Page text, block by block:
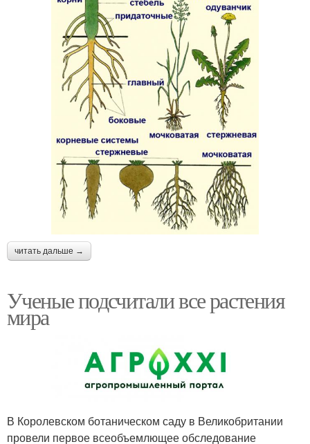
читать дальше →
Ученые подсчитали все растения
мира
В Королевском ботаническом саду в Великобритании
провели первое всеобъемлющее обследование